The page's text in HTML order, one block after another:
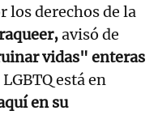
los derechos de la
avisó de
vidas" enteras
está en
en su